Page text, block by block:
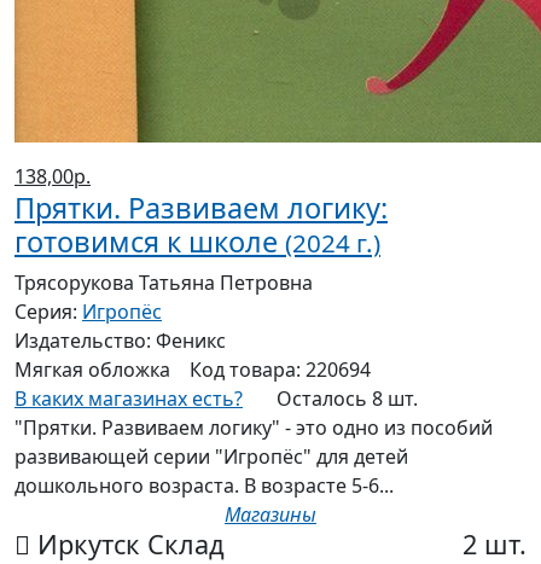
138,00р.
Прятки. Развиваем логику:
готовимся к школе (2024 г.)
Трясорукова Татьяна Петровна
Серия: Игропёс
Издательство: Феникс
Мягкая обложка Код товара: 220694
В каких магазинах есть?
Осталось 8 шт.
"Прятки. Развиваем логику" - это одно из пособий
развивающей серии "Игропёс" для детей
дошкольного возраста. В возрасте 5-6...
Магазины
Иркутск Склад
2 шт.